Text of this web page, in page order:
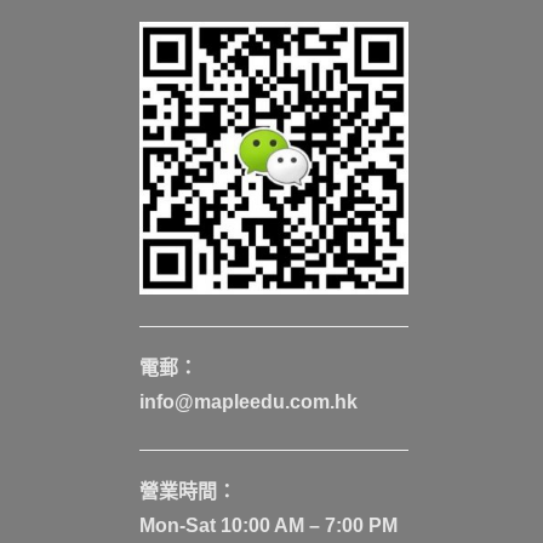
電郵：
info@mapleedu.com.hk
營業時間：
Mon-Sat 10:00 AM – 7:00 PM